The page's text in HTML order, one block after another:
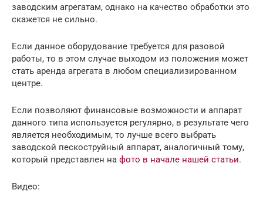
заводским агрегатам, однако на качество обработки это
скажется не сильно.
Если данное оборудование требуется для разовой
работы, то в этом случае выходом из положения может
стать аренда агрегата в любом специализированном
центре.
Если позволяют финансовые возможности и аппарат
данного типа используется регулярно, в результате чего
является необходимым, то лучше всего выбрать
заводской пескоструйный аппарат, аналогичный тому,
который представлен на фото в начале нашей статьи.
Видео: